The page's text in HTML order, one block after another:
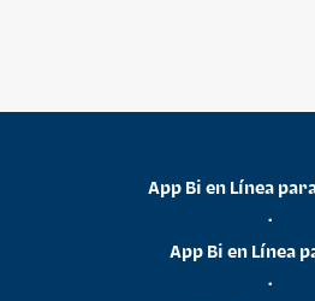
App Bi en Línea
•
App Bi en Línea
•